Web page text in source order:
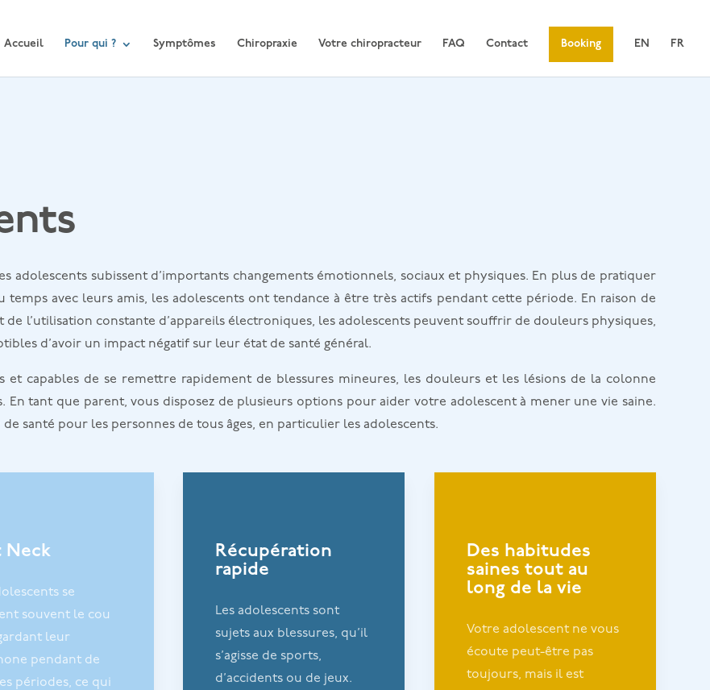
Accueil Pour qui ? Symptômes Chiropraxie Votre chiropracteur FAQ Contact Booking EN FR
adolescents subissent d’importants changements émotionnels, sociaux et physiques. En plus de pratiquer
avec leurs amis, les adolescents ont tendance à être très actifs pendant cette période. En raison de
l’utilisation constante d’appareils électroniques, les adolescents peuvent souffrir de douleurs physiques,
d’avoir un impact négatif sur leur état de santé général.
et capables de se remettre rapidement de blessures mineures, les douleurs et les lésions de la colonne
En tant que parent, vous disposez de plusieurs options pour aider votre adolescent à mener une vie saine.
santé pour les personnes de tous âges, en particulier les adolescents.
Neck
se
souvent le cou
leur
pendant de
périodes, ce qui
Récupération
rapide
Les adolescents sont
sujets aux blessures, qu’il
s’agisse de sports,
d’accidents ou de jeux.
Des habitudes
saines tout au
long de la vie
Votre adolescent ne vous
écoute peut-être pas
toujours, mais il est